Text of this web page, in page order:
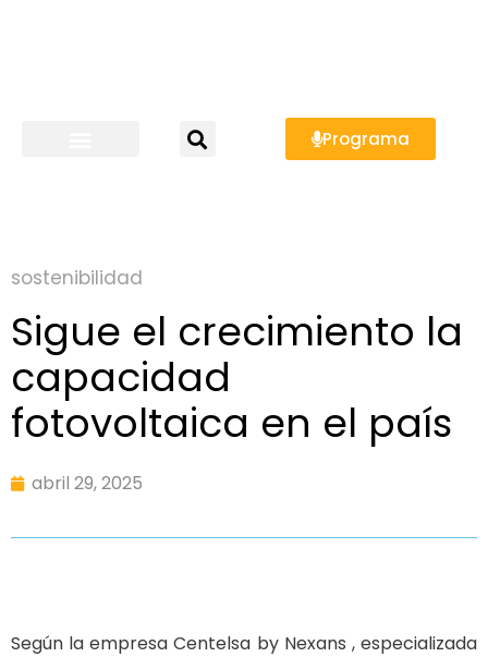
Programa
sostenibilidad
Sigue el crecimiento la
capacidad
fotovoltaica en el país
abril 29, 2025
Según la empresa Centelsa by Nexans , especializada